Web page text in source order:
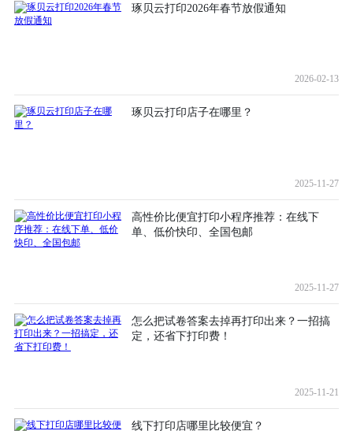
琢贝云打印2026年春节放假通知
2026-02-13
琢贝云打印店子在哪里？
2025-11-27
高性价比便宜打印小程序推荐：在线下
单、低价快印、全国包邮
2025-11-27
怎么把试卷答案去掉再打印出来？一招搞
定，还省下打印费！
2025-11-21
线下打印店哪里比较便宜？